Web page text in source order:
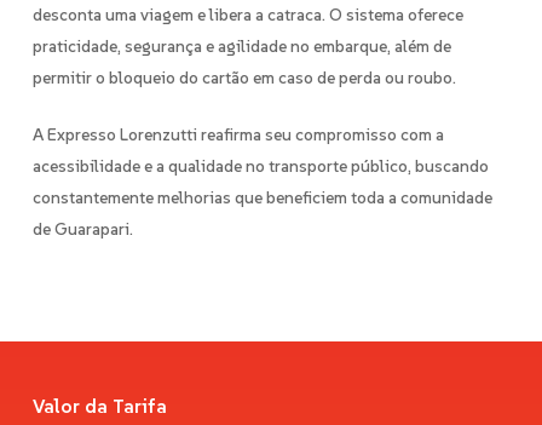
desconta uma viagem e libera a catraca. O sistema oferece
praticidade, segurança e agilidade no embarque, além de
permitir o bloqueio do cartão em caso de perda ou roubo. ​
A Expresso Lorenzutti reafirma seu compromisso com a
acessibilidade e a qualidade no transporte público, buscando
constantemente melhorias que beneficiem toda a comunidade
de Guarapari.
Valor da Tarifa